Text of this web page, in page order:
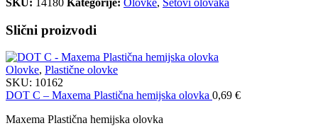
SKU: 14180 Kategorije: Olovke, Setovi olovaka
Slični proizvodi
Olovke, Plastične olovke
SKU: 10162
DOT C – Maxema Plastična hemijska olovka 0,69 €
Maxema Plastična hemijska olovka